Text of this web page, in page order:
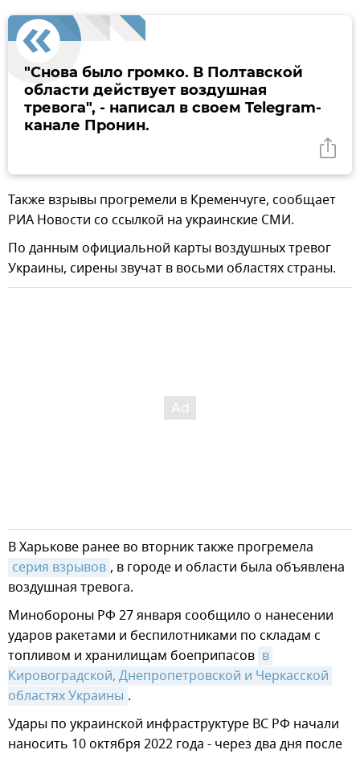
"Снова было громко. В Полтавской
области действует воздушная
тревога", - написал в своем Telegram-
канале Пронин.
Также взрывы прогремели в Кременчуге, сообщает
РИА Новости со ссылкой на украинские СМИ.
По данным официальной карты воздушных тревог
Украины, сирены звучат в восьми областях страны.
В Харькове ранее во вторник также прогремела
серия взрывов , в городе и области была объявлена
воздушная тревога.
Минобороны РФ 27 января сообщило о нанесении
ударов ракетами и беспилотниками по складам с
топливом и хранилищам боеприпасов в
Кировоградской, Днепропетровской и Черкасской
областях Украины .
Удары по украинской инфраструктуре ВС РФ начали
наносить 10 октября 2022 года - через два дня после